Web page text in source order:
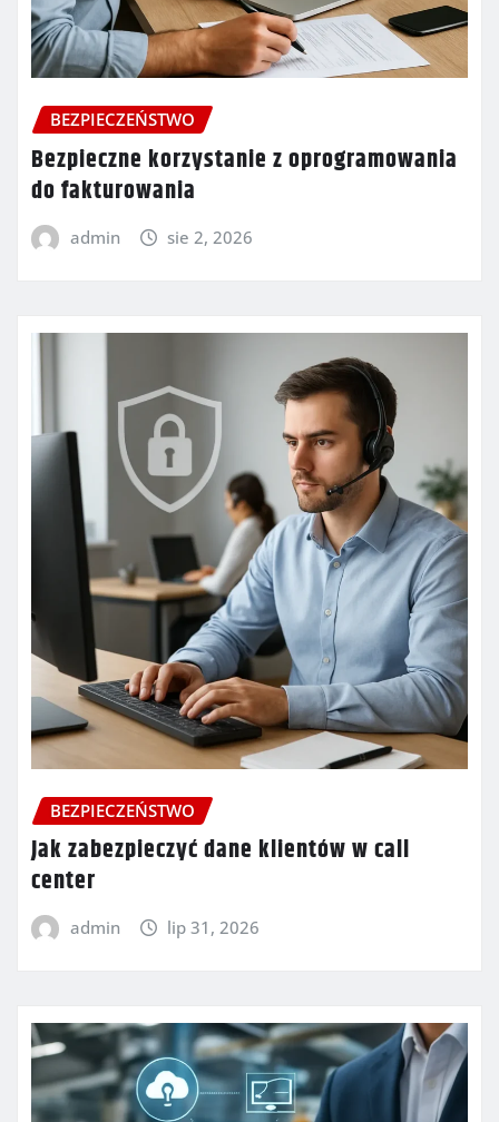
BEZPIECZEŃSTWO
Bezpieczne korzystanie z oprogramowania
do fakturowania
admin sie 2, 2026
BEZPIECZEŃSTWO
Jak zabezpieczyć dane klientów w call
center
admin lip 31, 2026